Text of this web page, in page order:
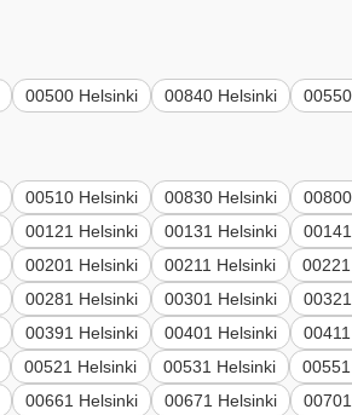
00500 Helsinki 00840 Helsinki
00510 Helsinki 00830 Helsinki
00121 Helsinki 00131 Helsinki
00201 Helsinki 00211 Helsinki
00281 Helsinki 00301 Helsinki
00391 Helsinki 00401 Helsinki
00521 Helsinki 00531 Helsinki
00661 Helsinki 00671 Helsinki